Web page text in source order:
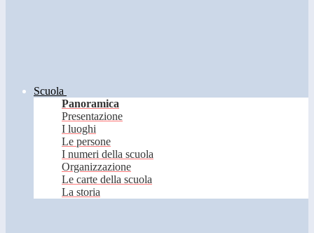
Scuola
Panoramica
Presentazione
I luoghi
Le persone
I numeri della scuola
Organizzazione
Le carte della scuola
La storia